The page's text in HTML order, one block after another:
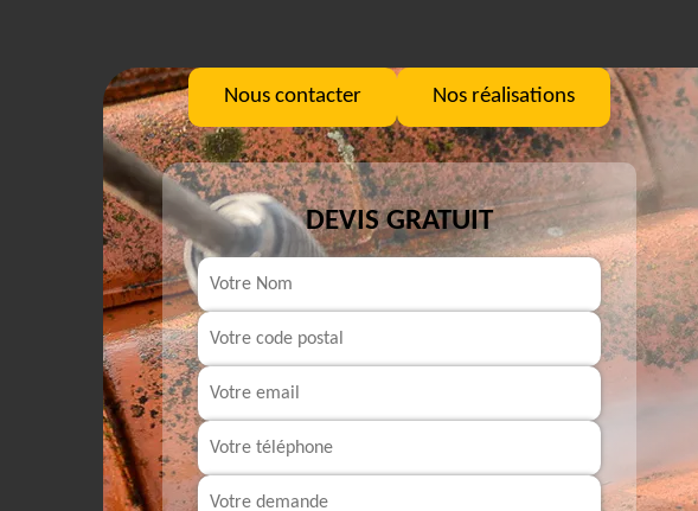
Nous contacter Nos réalisations
DEVIS GRATUIT